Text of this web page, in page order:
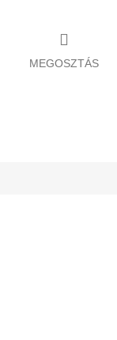
MEGOSZTÁS